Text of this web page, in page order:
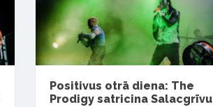
Positivus otrā diena: The
Prodigy satricina Salacgrīvu